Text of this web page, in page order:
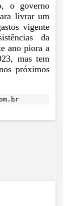
o governo
livrar um
vigente
da
ano piora a
mas tem
próximos